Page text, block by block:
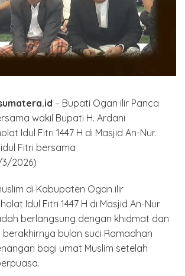
– Bupati Ogan ilir Panca
wakil Bupati H. Ardani
Idul Fitri 1447 H di Masjid An-Nur.
Fitri bersama
2026)
di Kabupaten Ogan ilir
Idul Fitri 1447 H di Masjid An-Nur
berlangsung dengan khidmat dan
bulan suci Ramadhan
bagi umat Muslim setelah